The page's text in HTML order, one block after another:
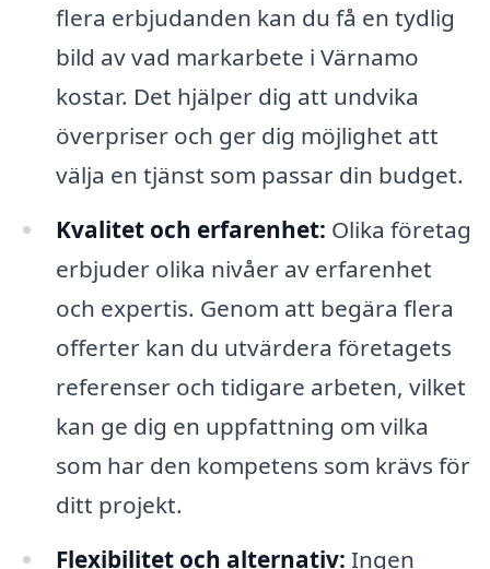
flera erbjudanden kan du få en tydlig
bild av vad markarbete i Värnamo
kostar. Det hjälper dig att undvika
överpriser och ger dig möjlighet att
välja en tjänst som passar din budget.
Kvalitet och erfarenhet: Olika företag
erbjuder olika nivåer av erfarenhet
och expertis. Genom att begära flera
offerter kan du utvärdera företagets
referenser och tidigare arbeten, vilket
kan ge dig en uppfattning om vilka
som har den kompetens som krävs för
ditt projekt.
Flexibilitet och alternativ: Ingen